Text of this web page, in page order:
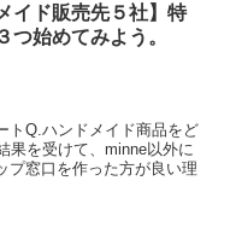
イド販売先５社】特
つ始めてみよう。
トQ.ハンドメイド商品をど
果を受けて、minne以外に
プ窓口を作った方が良い理